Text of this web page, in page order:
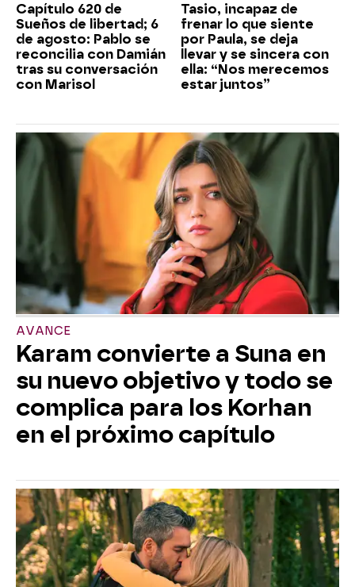
Capítulo 620 de
Sueños de libertad; 6
de agosto: Pablo se
reconcilia con Damián
tras su conversación
con Marisol
Tasio, incapaz de
frenar lo que siente
por Paula, se deja
llevar y se sincera con
ella: “Nos merecemos
estar juntos”
AVANCE
Karam convierte a Suna en
su nuevo objetivo y todo se
complica para los Korhan
en el próximo capítulo